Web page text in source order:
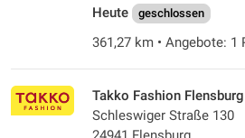
Heute
geschlossen
361,27 km • Angebote: 1
Takko Fashion Flensburg
Schleswiger Straße 130